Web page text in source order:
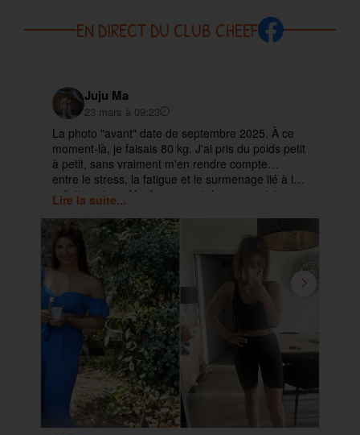
EN DIRECT DU CLUB CHEEF
Juju Ma
23 mars à 09:23
La photo "avant" date de septembre 2025. À ce
moment-là, je faisais 80 kg. J'ai pris du poids petit
à petit, sans vraiment m'en rendre compte…
entre le stress, la fatigue et le surmenage lié à la
création et au développement de mes projets.
Lire la suite...